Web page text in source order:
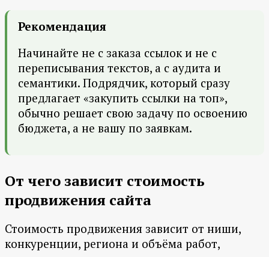
Рекомендация
Начинайте не с заказа ссылок и не с
переписывания текстов, а с аудита и
семантики. Подрядчик, который сразу
предлагает «закупить ссылки на топ»,
обычно решает свою задачу по освоению
бюджета, а не вашу по заявкам.
От чего зависит стоимость
продвижения сайта
Стоимость продвижения зависит от ниши,
конкуренции, региона и объёма работ,